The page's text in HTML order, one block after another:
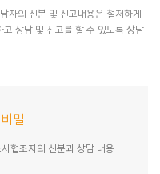
자의 신분 및 신고내용은 철저하게
상담 및 신고를 할 수 있도록 상담
밀
협조자의 신분과 상담 내용